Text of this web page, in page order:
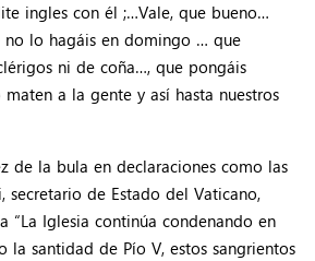
ingles con él ;…Vale, que bueno…
lo hagáis en domingo … que
ni de coña…, que pongáis
a la gente y así hasta nuestros
de la bula en declaraciones como las
secretario de Estado del Vaticano,
“La Iglesia continúa condenando en
la santidad de Pío V, estos sangrientos